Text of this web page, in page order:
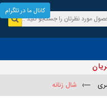
—› شال زنانه
کانال ما در تلگرام